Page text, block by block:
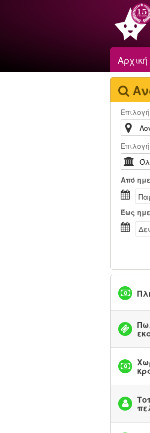
Αρχική
Επιλογή
Επιλογή
Από
Έως